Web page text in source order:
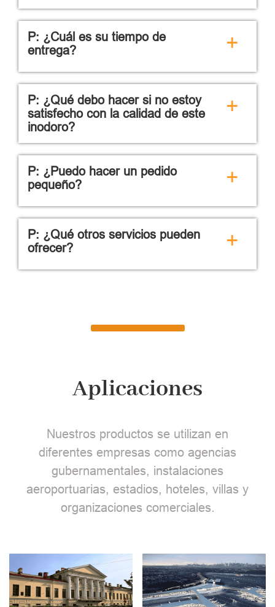
P: ¿Cuál es su tiempo de
entrega?
+
P: ¿Qué debo hacer si no estoy
satisfecho con la calidad de este
inodoro?
+
P: ¿Puedo hacer un pedido
pequeño?
+
P: ¿Qué otros servicios pueden
ofrecer?
+
Aplicaciones
Nuestros productos se utilizan en
diferentes empresas como agencias
gubernamentales, instalaciones
aeroportuarias, estadios, hoteles, villas y
organizaciones comerciales.